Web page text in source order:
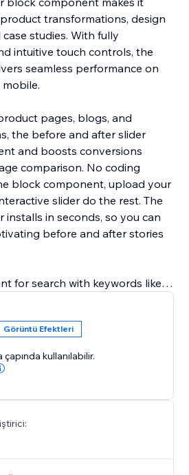
transformations, design
studies. With fully
intuitive touch controls, the
seamless performance on
pages, blogs, and
the before and after slider
and boosts conversions
comparison. No coding
block component, upload your
slider do the rest. The
installs in seconds, so you can
before and after stories
for search with keywords like
and drag‑and‑drop slider.
increase time on page,
with this SEO‑friendly solution
Görüntü Efektleri
kullanılabilir.